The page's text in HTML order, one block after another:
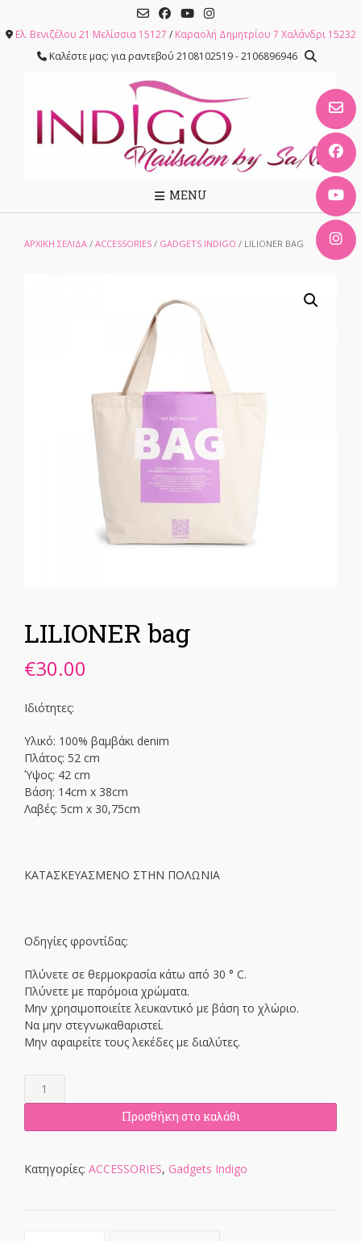
content
Ελ. Βενιζέλου 21 Μελίσσια 15127 / Καραολή Δημητρίου 7 Χαλάνδρι 15232
Καλέστε μας: για ραντεβού 2108102519 - 2106896946
MENU
ΑΡΧΙΚΉ ΣΕΛΊΔΑ / ACCESSORIES / GADGETS INDIGO / LILIONER BAG
LILIONER bag
€30.00
Ιδιότητες:
Υλικό: 100% βαμβάκι denim
Πλάτος: 52 cm
Ύψος: 42 cm
Βάση: 14cm x 38cm
Λαβές: 5cm x 30,75cm
ΚΑΤΑΣΚΕΥΑΣΜΕΝΟ ΣΤΗΝ ΠΟΛΩΝΙΑ
Οδηγίες φροντίδας:
Πλύνετε σε θερμοκρασία κάτω από 30 ° C.
Πλύνετε με παρόμοια χρώματα.
Μην χρησιμοποιείτε λευκαντικό με βάση το χλώριο.
Να μην στεγνωκαθαριστεί.
Μην αφαιρείτε τους λεκέδες με διαλύτες.
LILIONER
bag
Προσθήκη στο καλάθι
Κατηγορίες: ACCESSORIES, Gadgets Indigo